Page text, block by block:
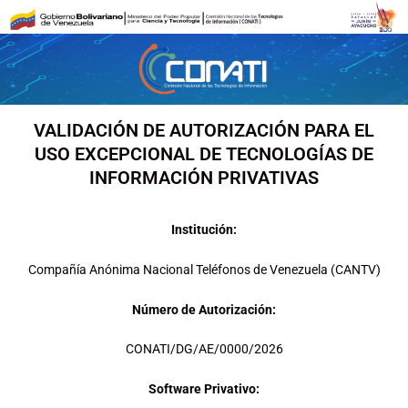
contenido
VALIDACIÓN DE AUTORIZACIÓN PARA EL
USO EXCEPCIONAL DE TECNOLOGÍAS DE
INFORMACIÓN PRIVATIVAS
Institución:
Compañía Anónima Nacional Teléfonos de Venezuela (CANTV)
Número de Autorización:
CONATI/DG/AE/0000/2026
Software Privativo: